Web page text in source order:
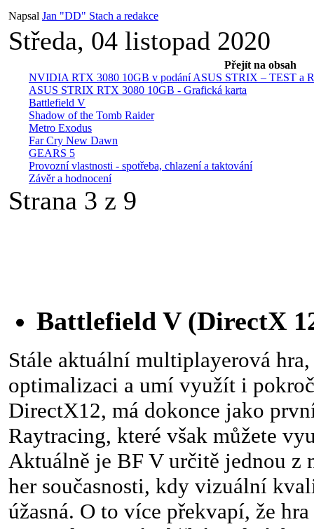
Napsal Jan "DD" Stach a redakce
Středa, 04 listopad 2020
Přejít na obsah
NVIDIA RTX 3080 10GB v podání ASUS STRIX – TEST a
ASUS STRIX RTX 3080 10GB - Grafická karta
Battlefield V
Shadow of the Tomb Raider
Metro Exodus
Far Cry New Dawn
GEARS 5
Provozní vlastnosti - spotřeba, chlazení a taktování
Závěr a hodnocení
Strana 3 z 9
Battlefield V (DirectX
Stále aktuální multiplayerová
optimalizaci a umí využít i
DirectX12, má dokonce jako
Raytracing, které však můžete
Aktuálně je BF V určitě jednou z
her současnosti, kdy vizuální
úžasná. O to více překvapí, že